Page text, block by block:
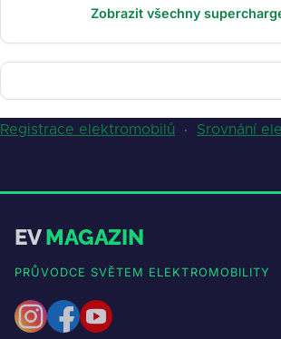
Zobrazit všechny
Registrace elektromobilů · Srovnání
EVMAGAZIN
PRŮVODCE SVĚTEM ELEKTROMOBILITY